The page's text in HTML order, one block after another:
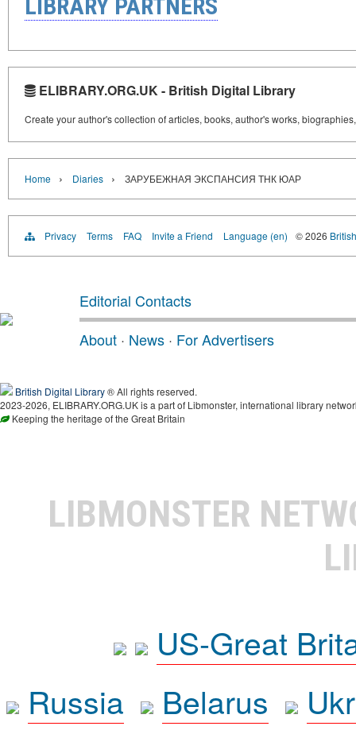
LIBRARY PARTNERS
ELIBRARY.ORG.UK - British Digital Library
Create your author's collection of articles, books, author's works,
Home › Diaries › ЗАРУБЕЖНАЯ ЭКСПАНСИЯ ТНК ЮАР
Privacy Terms FAQ Invite a Friend Language (en) © 2026
Editorial Contacts
About · News · For Advertisers
British Digital Library® All rights reserved.
2023-2026, ELIBRARY.ORG.UK is a part of Libmonster, international library
Keeping the heritage of the Great Britain
LIBMONSTER
US-Great
Russia
Belarus